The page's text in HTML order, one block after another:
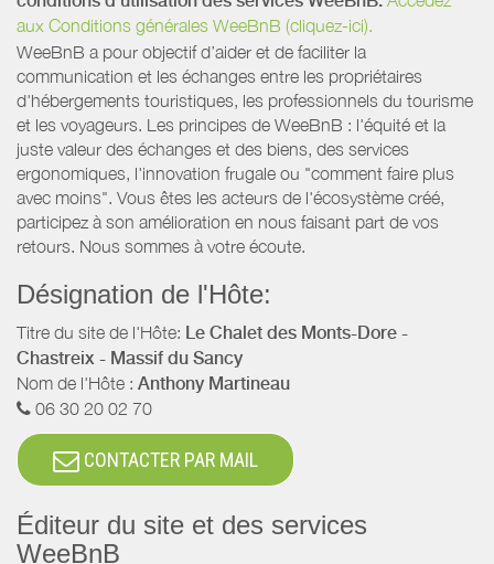
aux Conditions générales WeeBnB (cliquez-ici).
WeeBnB a pour objectif d’aider et de faciliter la
communication et les échanges entre les propriétaires
d'hébergements touristiques, les professionnels du tourisme
et les voyageurs. Les principes de WeeBnB : l'équité et la
juste valeur des échanges et des biens, des services
ergonomiques, l'innovation frugale ou "comment faire plus
avec moins". Vous êtes les acteurs de l'écosystème créé,
participez à son amélioration en nous faisant part de vos
retours. Nous sommes à votre écoute.
Désignation de l'Hôte:
Titre du site de l'Hôte: Le Chalet des Monts-Dore -
Chastreix - Massif du Sancy
Nom de l'Hôte : Anthony Martineau
06 30 20 02 70
CONTACTER PAR MAIL
Éditeur du site et des services
WeeBnB